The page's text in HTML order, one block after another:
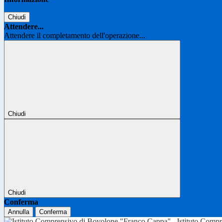
Chiudi
Attendere...
Attendere il completamento dell'operazione...
Chiudi
Chiudi
Conferma
Annulla Conferma